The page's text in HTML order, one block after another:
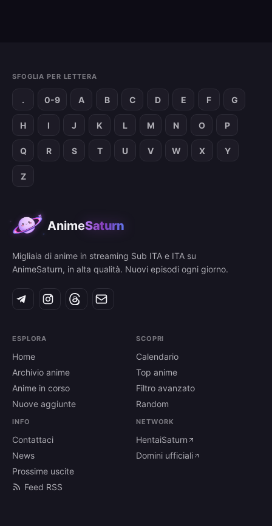
SFOGLIA PER LETTERA
. 0-9 A B C D E F G
H I J K L M N O P
Q R S T U V W X Y
Z
AnimeSaturn
Migliaia di anime in streaming Sub ITA e ITA su
AnimeSaturn, in alta qualità. Nuovi episodi ogni giorno.
ESPLORA
Home
Archivio anime
Anime in corso
Nuove aggiunte
SCOPRI
Calendario
Top anime
Filtro avanzato
Random
INFO
Contattaci
News
Prossime uscite
Feed RSS
NETWORK
HentaiSaturn
Domini ufficiali